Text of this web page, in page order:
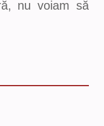
nu voiam să